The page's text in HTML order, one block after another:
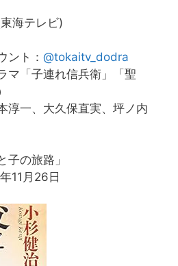
海テレビ)
ント： @tokaitv_dodra
マ「子連れ信兵衛」「聖
淳一、大久保直実、坪ノ内
子の旅路」
11月26日